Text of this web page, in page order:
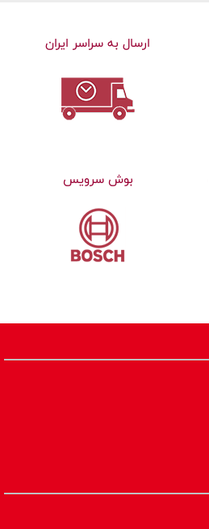
ارسال به سراسر ایران
بوش سرویس